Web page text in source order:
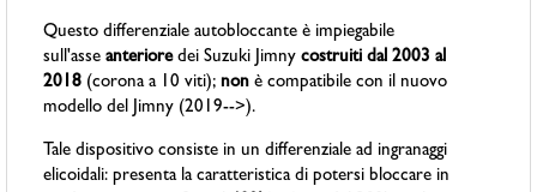
Questo differenziale autobloccante è impiegabile
sull'asseanterioredei Suzuki Jimnycostruiti dal 2003 al
2018 (corona a 10 viti); non è compatibile con il nuovo
modello del Jimny (2019-->).
Tale dispositivo consiste in un differenziale ad ingranaggi
elicoidali: presenta la caratteristica di potersi bloccare in